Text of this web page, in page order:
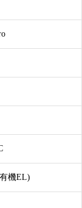
機EL)